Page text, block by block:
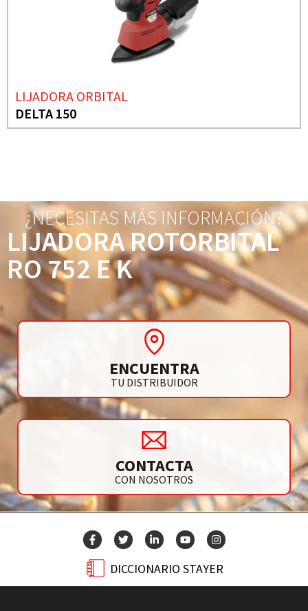
LIJADORA ORBITAL
DELTA 150
¿NECESITAS MÁS INFORMACIÓN?
LIJADORA ROTORBITAL
RO 752 E K
ENCUENTRA
TU DISTRIBUIDOR
CONTACTA
CON NOSOTROS
DICCIONARIO STAYER